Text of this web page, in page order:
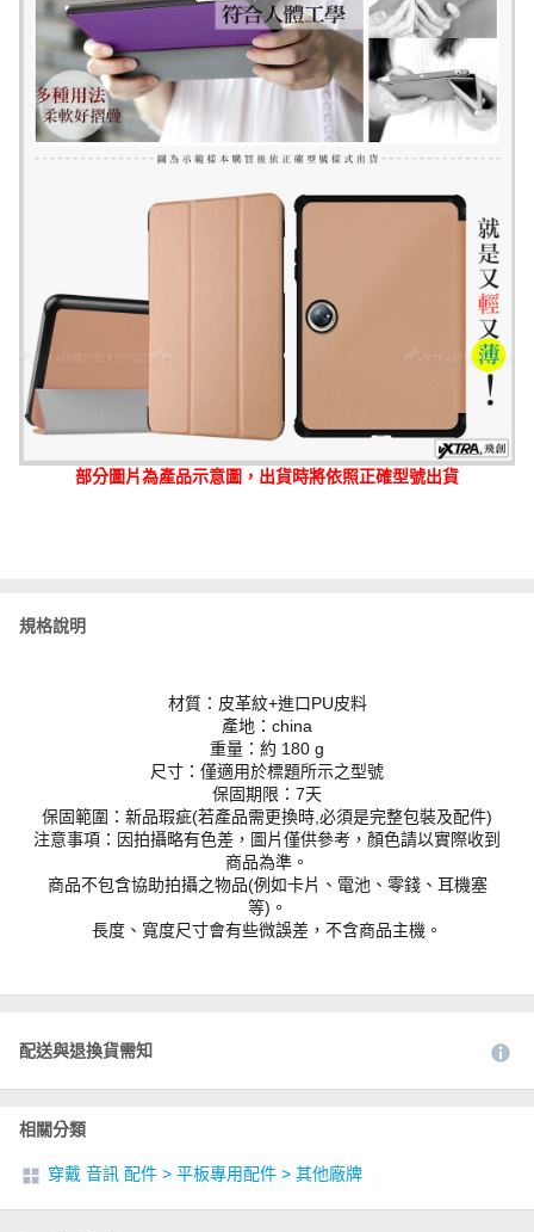
部分圖片為產品示意圖，出貨時將依照正確型號出貨
規格說明
材質：皮革紋+進口PU皮料
產地：china
重量：約 180 g
尺寸：僅適用於標題所示之型號
保固期限：7天
保固範圍：新品瑕疵(若產品需更換時,必須是完整包裝及配件)
注意事項：因拍攝略有色差，圖片僅供參考，顏色請以實際收到
商品為準。
商品不包含協助拍攝之物品(例如卡片、電池、零錢、耳機塞
等)。
長度、寬度尺寸會有些微誤差，不含商品主機。
配送與退換貨需知
相關分類
穿戴 音訊 配件 > 平板專用配件 > 其他廠牌